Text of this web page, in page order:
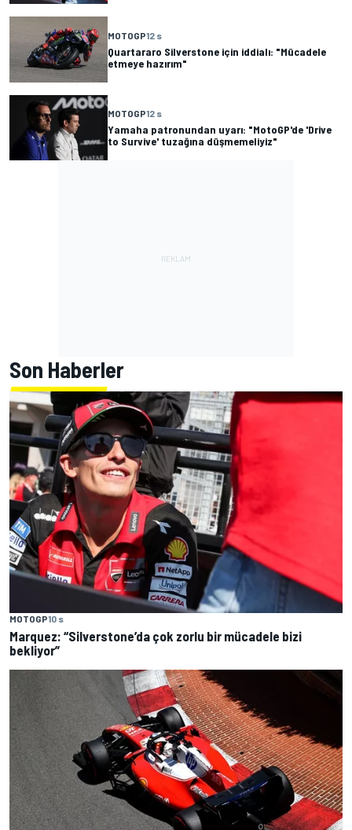
MOTOGP12 s
Quartararo Silverstone için iddialı: "Mücadele
etmeye hazırım"
MOTOGP12 s
Yamaha patronundan uyarı: "MotoGP'de 'Drive
to Survive' tuzağına düşmemeliyiz"
Son Haberler
MOTOGP10 s
Marquez: “Silverstone’da çok zorlu bir mücadele bizi
bekliyor”